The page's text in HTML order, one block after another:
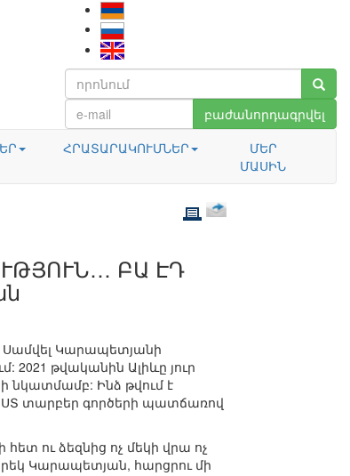
բաժանորդագրվել
ՀՐԱՏԱՐԱԿՈՒՄՆԵՐ
ՄԵՐ
ՄԱՍԻՆ
ԲԱ ԷԴ
Սամվել Կարապետյանի
2021 թվականին Ալիևը յուր
նկատմամբ: Ինձ թվում է
տարբեր գործերի պատճառով
ու ձեզնից ոչ մեկի վրա ոչ
Կարապետյան, հարցրու մի